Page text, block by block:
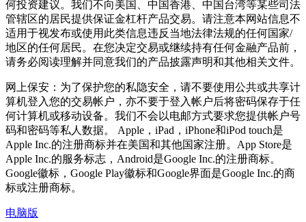
何投资建议。我们不向美国、中国香港、中国台湾等某些司法
管辖区的居民提供保证金杠杆产品交易。请注意本网站信息不
适用于视发布或使用此类信息违反当地法律法规的任何国家/
地区的任何居民。在您决定交易或继续持有任何金融产品前，
请务必阅读理解并同意我们的产品披露声明和其他相关文件。
网上保安：为了保护您的私隐安全，请不要使用公共或共享计
算机登入您的交易帐户，亦不要于登入帐户后将密码保存于任
何计算机或移动设备。我们不会以电邮方式要求您提供帐户号
码和密码等私人数据。 Apple，iPad，iPhone和iPod touch是
Apple Inc.的注册商标并在美国和其他国家注册。App Store是
Apple Inc.的服务标志，Android是Google Inc.的注册商标。
Google徽标，Google Play徽标和Google界面是Google Inc.的商
标或注册商标。
电脑版